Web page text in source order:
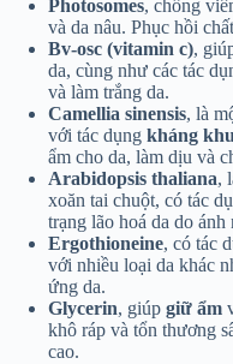
Photosomes, chống
và da nâu. Phục hồi
Bv-osc (vitamin c),
da, cùng như các tác
và làm trắng da.
Camellia sinensis, là
với tác dụng kháng
ẩm cho da, làm dịu và
Arabidopsis thaliana,
xoăn tai chuột, có tác
trạng lão hoá da do ánh
Ergothioneine, có tác
với nhiều loại da khác
ứng da.
Glycerin, giúp giữ ẩm
khô ráp và tổn thương
cao.